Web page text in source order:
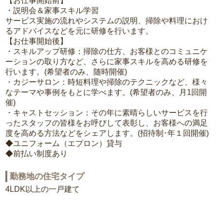
・説明会＆家事スキル学習
サービス実施の流れやシステムの説明、掃除や料理におけ
るアドバイスなどを元に研修を行います。
【お仕事開始後】
・スキルアップ研修：掃除の仕方、お客様とのコミュニケ
ーションの取り方など、さらに家事スキルを高める研修を
行います。(希望者のみ、随時開催)
・カジーサロン：時短料理や掃除のテクニックなど、様々
なテーマや事例をもとに学べます。(希望者のみ、月1回開
催)
・キャストセッション：その年に素晴らしいサービスを行
ったスタッフの皆様をお呼びして表彰し、お客様への満足
度を高める方法などをシェアします。(招待制･年１回開催)
◆ユニフォーム（エプロン）貸与
◆前払い制度あり
勤務地の住宅タイプ
4LDK以上の一戸建て